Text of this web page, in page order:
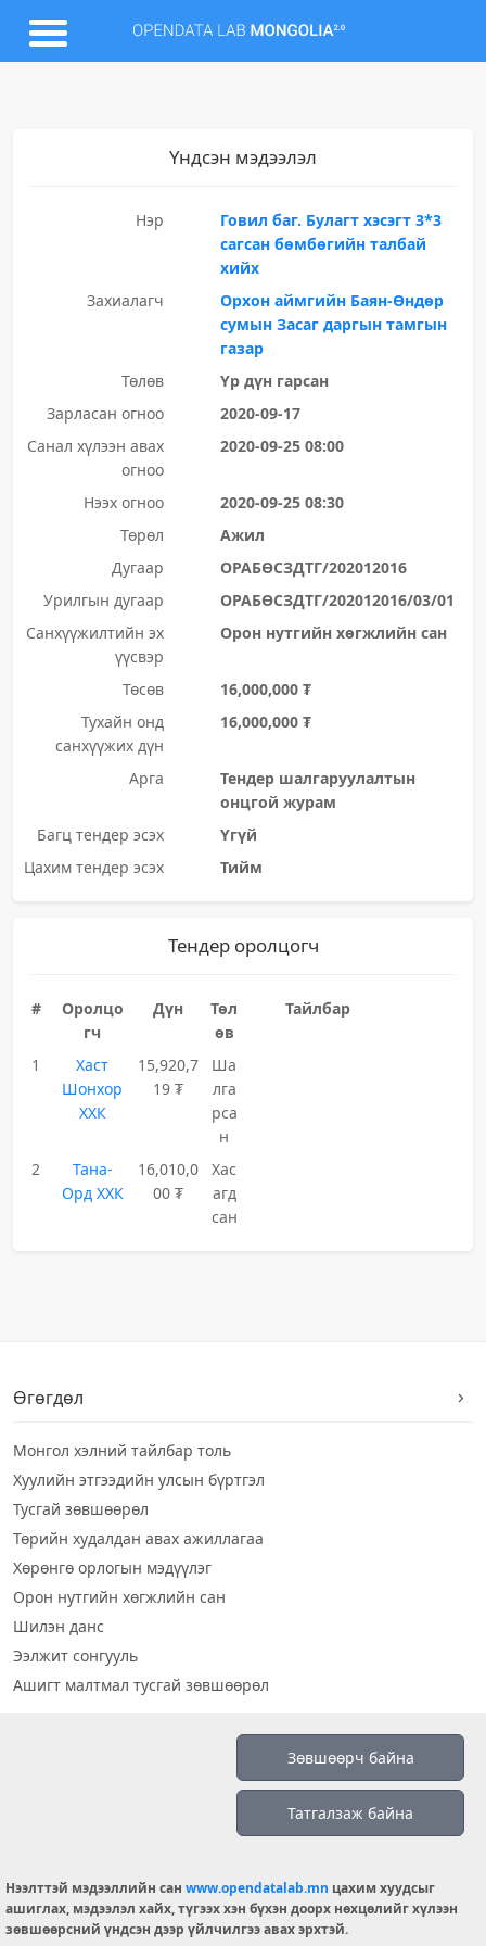
Үндсэн мэдээлэл
Нэр
Говил баг. Булагт хэсэгт 3*3
сагсан бөмбөгийн талбай
хийх
Захиалагч
Орхон аймгийн Баян-Өндөр
сумын Засаг даргын тамгын
газар
Төлөв
Үр дүн гарсан
Зарласан огноо
2020-09-17
Санал хүлээн авах
огноо
2020-09-25 08:00
Нээх огноо
2020-09-25 08:30
Төрөл
Ажил
Дугаар
ОРАБӨСЗДТГ/202012016
Урилгын дугаар
ОРАБӨСЗДТГ/202012016/03/01
Санхүүжилтийн эх
үүсвэр
Орон нутгийн хөгжлийн сан
Төсөв
16,000,000 ₮
Тухайн онд
санхүүжих дүн
16,000,000 ₮
Арга
Тендер шалгаруулалтын
онцгой журам
Багц тендер эсэх
Үгүй
Цахим тендер эсэх
Тийм
Тендер оролцогч
#
Оролцо
гч
Дүн
Төл
өв
Тайлбар
1
Хаст
Шонхор
ХХК
15,920,7
19 ₮
Ша
лга
рса
н
2
Тана-
Орд ХХК
16,010,0
00 ₮
Хас
агд
сан
Өгөгдөл
Монгол хэлний тайлбар толь
Хуулийн этгээдийн улсын бүртгэл
Тусгай зөвшөөрөл
Төрийн худалдан авах ажиллагаа
Хөрөнгө орлогын мэдүүлэг
Орон нутгийн хөгжлийн сан
Шилэн данс
Ээлжит сонгууль
Ашигт малтмал тусгай зөвшөөрөл
info@opendatalab.mn
© 2026 OPENDATA LAB MONGOLIA.
Зөвшөөрч байна
Татгалзаж байна
Нээлттэй мэдээллийн сан www.opendatalab.mn цахим хуудсыг
ашиглах, мэдээлэл хайх, түгээх хэн бүхэн доорх нөхцөлийг хүлээн
зөвшөөрсний үндсэн дээр үйлчилгээ авах эрхтэй.